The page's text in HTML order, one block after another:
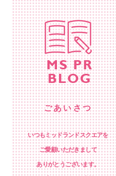
ごあいさつ
いつもミッドランドスクエアを
ご愛顧いただきまして
ありがとうございます。